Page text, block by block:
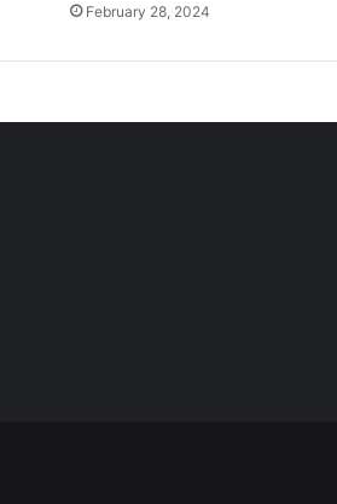
February 28, 2024